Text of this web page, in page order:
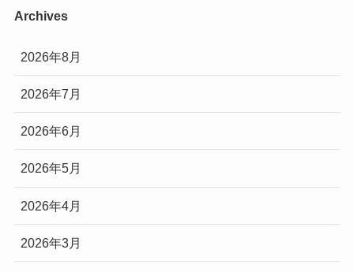
Archives
2026年8月
2026年7月
2026年6月
2026年5月
2026年4月
2026年3月